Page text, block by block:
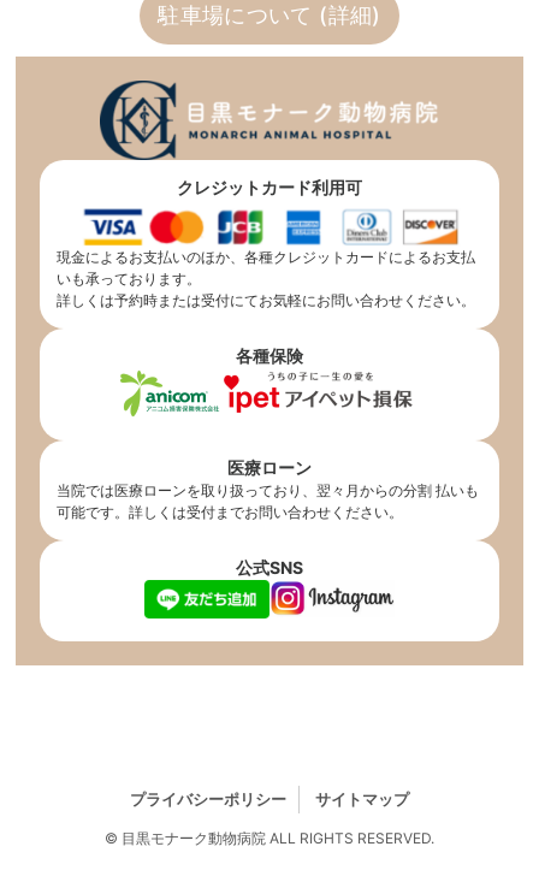
駐車場について (詳細)
クレジットカード利用可
現金によるお支払いのほか、各種クレジットカードによるお支払
いも承っております。
詳しくは予約時または受付にてお気軽にお問い合わせください。
各種保険
医療ローン
当院では医療ローンを取り扱っており、翌々月からの分割 払いも
可能です。詳しくは受付までお問い合わせください。
公式SNS
プライバシーポリシー サイトマップ
© 目黒モナーク動物病院 ALL RIGHTS RESERVED.